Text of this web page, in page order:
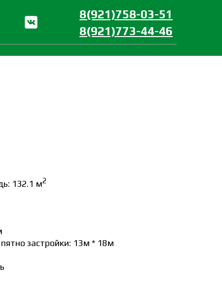
8(921)773-44-46
8(921)758-03-51
132.1 м2
застройки: 13м * 18м